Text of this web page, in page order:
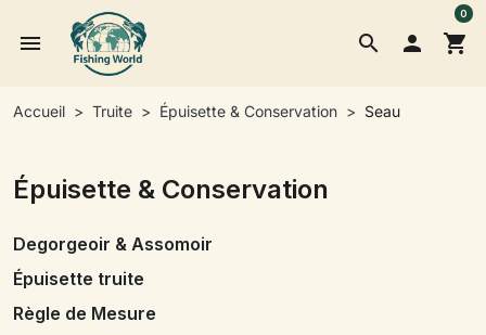
search
menu  shopping_cart
0
Accueil Truite Épuisette & Conservation Seau
Épuisette & Conservation
Degorgeoir & Assomoir
Épuisette truite
Règle de Mesure